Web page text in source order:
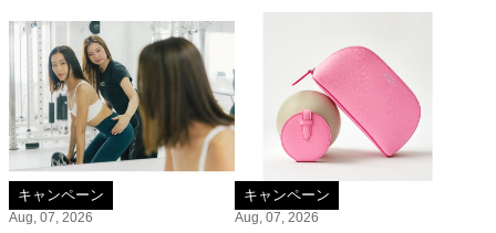
キャンペーン
Aug, 07, 2026
キャンペーン
Aug, 07, 2026